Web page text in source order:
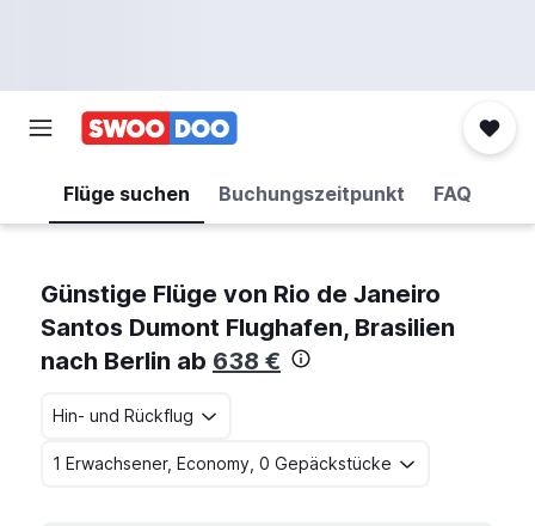
Flüge suchen Buchungszeitpunkt FAQ
Günstige Flüge von Rio de Janeiro
Santos Dumont Flughafen, Brasilien
nach Berlin ab 638 €
Hin- und Rückflug
1 Erwachsener, Economy, 0 Gepäckstücke